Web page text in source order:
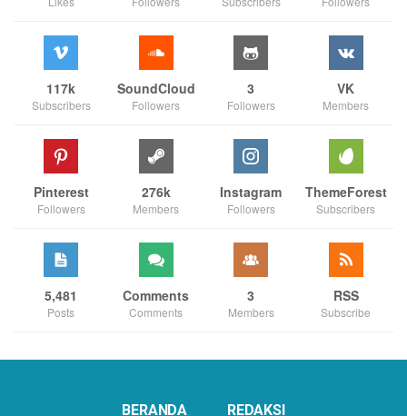
117k
Subscribers
SoundCloud
Followers
3
Followers
VK
Members
Pinterest
Followers
276k
Members
Instagram
Followers
ThemeForest
Subscribers
5,481
Posts
Comments
Comments
3
Members
RSS
Subscribe
BERANDA REDAKSI